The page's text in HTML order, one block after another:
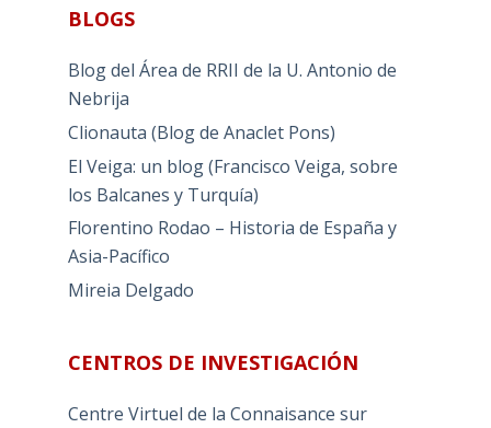
BLOGS
Blog del Área de RRII de la U. Antonio de
Nebrija
Clionauta (Blog de Anaclet Pons)
El Veiga: un blog (Francisco Veiga, sobre
los Balcanes y Turquía)
Florentino Rodao – Historia de España y
Asia-Pacífico
Mireia Delgado
CENTROS DE INVESTIGACIÓN
Centre Virtuel de la Connaisance sur